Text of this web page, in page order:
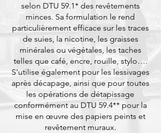
selon DTU 59.1* des revêtements
minces. Sa formulation le rend
particulièrement efficace sur les traces
de suies, la nicotine, les graisses
minérales ou végétales, les taches
telles que café, encre, rouille, stylo….
S'utilise également pour les lessivages
après décapage, ainsi que pour toutes
les opérations de détapissage
conformément au DTU 59.4** pour la
mise en œuvre des papiers peints et
revêtement muraux.